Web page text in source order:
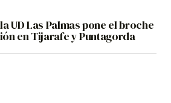
UD Las Palmas pone el broche
en Tijarafe y Puntagorda